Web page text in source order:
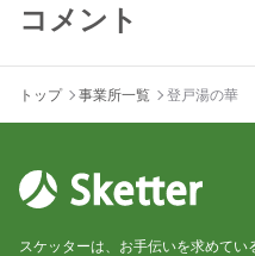
コメント
トップ 事業所一覧 登戸湯の華
スケッターは、お手伝いを求めて